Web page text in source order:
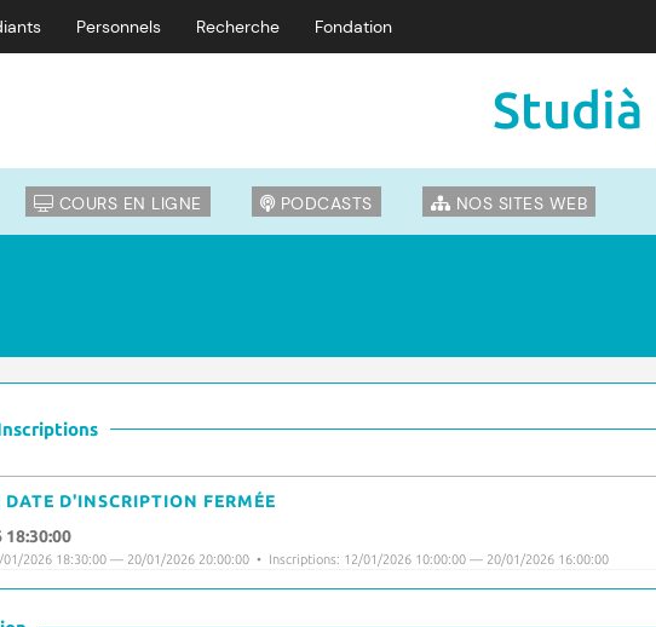
Personnels Recherche Fondation
Studià |
COURS EN LIGNE PODCASTS NOS SITES WEB
DATE D'INSCRIPTION FERMÉE
01/2026 18:30:00 — 20/01/2026 20:00:00 • Inscriptions: 12/01/2026 10:00:00 — 20/01/2026 16:00:00